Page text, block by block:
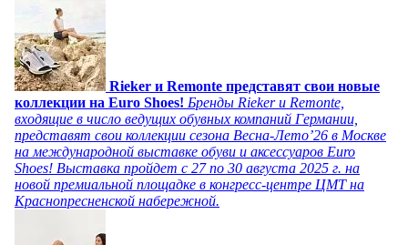
Rieker и Remonte представят свои новые
коллекции на Euro Shoes! Бренды Rieker и Remonte,
входящие в число ведущих обувных компаний Германии,
представят свои коллекции сезона Весна-Лето’26 в Москве
на международной выставке обуви и аксессуаров Euro
Shoes! Выставка пройдет c 27 по 30 августа 2025 г. на
новой премиальной площадке в конгресс-центре ЦМТ на
Краснопресненской набережной.